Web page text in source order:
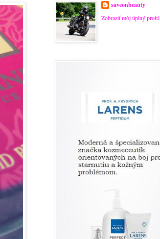
saveonbeauty
Zobraziť môj úplný profil